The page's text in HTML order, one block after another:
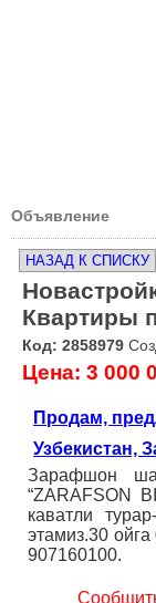
Объявление
НАЗАД К СПИСКУ
Квартиры
Код: 2858979
Цена: 3 000
Продам,
Узбекистан,
Зарафшон
“ZARAFSON
каватли
этамиз.30
907160100.